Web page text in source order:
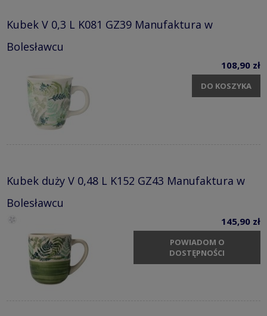
Kubek V 0,3 L K081 GZ39 Manufaktura w
Bolesławcu
108,90 zł
DO KOSZYKA
Kubek duży V 0,48 L K152 GZ43 Manufaktura w
Bolesławcu
145,90 zł
POWIADOM O
DOSTĘPNOŚCI